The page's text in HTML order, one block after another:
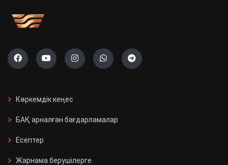
Көркемдік кеңес
БАҚ арналған бағдарламалар
Есептер
Жарнама берушілерге